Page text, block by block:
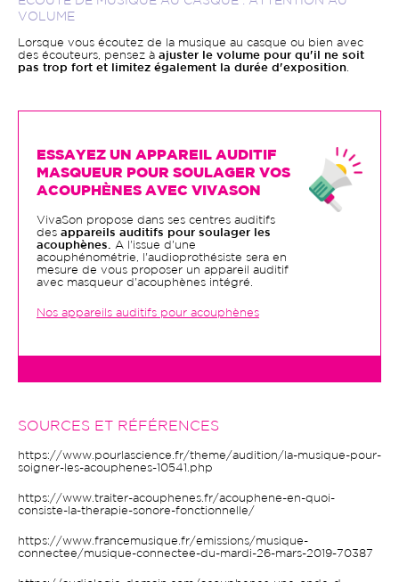
VOLUME
Lorsque vous écoutez de la musique au casque ou bien avec
des écouteurs, pensez à ajuster le volume pour qu'il ne soit
pas trop fort et limitez également la durée d'exposition
ESSAYEZ UN APPAREIL AUDITIF
MASQUEUR POUR SOULAGER VOS
ACOUPHÈNES AVEC VIVASON
VivaSon propose dans ses centres auditifs
des appareils auditifs pour soulager les
acouphènes.
A l'issue d'une
acouphénométrie, l'audioprothésiste sera en
mesure de vous proposer un appareil auditif
avec masqueur d'acouphènes intégré.
Nos appareils auditifs pour acouphènes
SOURCES ET RÉFÉRENCES
https://www.pourlascience.fr/theme/audition/la-musique-pour-
soigner-les-acouphenes-10541.php
https://www.traiter-acouphenes.fr/acouphene-en-quoi-
consiste-la-therapie-sonore-fonctionnelle/
https://www.francemusique.fr/emissions/musique-
connectee/musique-connectee-du-mardi-26-mars-2019-70387